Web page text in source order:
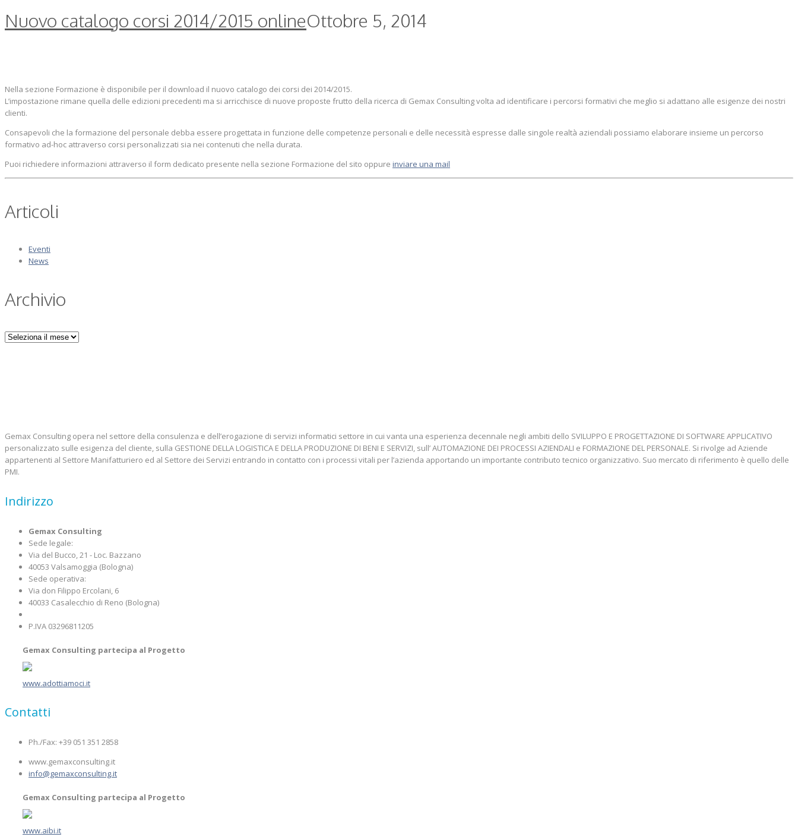
Nuovo catalogo corsi 2014/2015 onlineOttobre 5, 2014
Nella sezione Formazione è disponibile per il download il nuovo catalogo dei corsi dei 2014/2015.
L’impostazione rimane quella delle edizioni precedenti ma si arricchisce di nuove proposte frutto della ricerca di Gemax Consulting volta ad identificare i percorsi formativi che meglio si adattano alle esigenze dei nostri
clienti.
Consapevoli che la formazione del personale debba essere progettata in funzione delle competenze personali e delle necessità espresse dalle singole realtà aziendali possiamo elaborare insieme un percorso
formativo ad-hoc attraverso corsi personalizzati sia nei contenuti che nella durata.
Puoi richiedere informazioni attraverso il form dedicato presente nella sezione Formazione del sito oppure inviare una mail
Articoli
Eventi
News
Archivio
Archivio
Gemax Consulting opera nel settore della consulenza e dell’erogazione di servizi informatici settore in cui vanta una esperienza decennale negli ambiti dello SVILUPPO E PROGETTAZIONE DI SOFTWARE APPLICATIVO
personalizzato sulle esigenza del cliente, sulla GESTIONE DELLA LOGISTICA E DELLA PRODUZIONE DI BENI E SERVIZI, sull’ AUTOMAZIONE DEI PROCESSI AZIENDALI e FORMAZIONE DEL PERSONALE. Si rivolge ad Aziende
appartenenti al Settore Manifatturiero ed al Settore dei Servizi entrando in contatto con i processi vitali per l’azienda apportando un importante contributo tecnico organizzativo. Suo mercato di riferimento è quello delle
PMI.
Indirizzo
Gemax Consulting
Sede legale:
Via del Bucco, 21 - Loc. Bazzano
40053 Valsamoggia (Bologna)
Sede operativa:
Via don Filippo Ercolani, 6
40033 Casalecchio di Reno (Bologna)
P.IVA 03296811205
Gemax Consulting partecipa al Progetto
www.adottiamoci.it
Contatti
Ph./Fax: +39 051 351 2858
www.gemaxconsulting.it
info@gemaxconsulting.it
Gemax Consulting partecipa al Progetto
www.aibi.it